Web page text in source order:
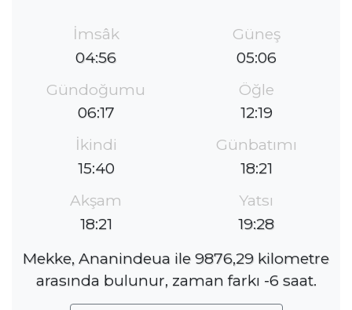
İmsâk
04:56
Güneş
05:06
Gündoğumu
06:17
Öğle
12:19
İkindi
15:40
Günbatımı
18:21
Akşam
18:21
Yatsı
19:28
Mekke, Ananindeua ile 9876,29 kilometre
arasında bulunur, zaman farkı -6 saat.